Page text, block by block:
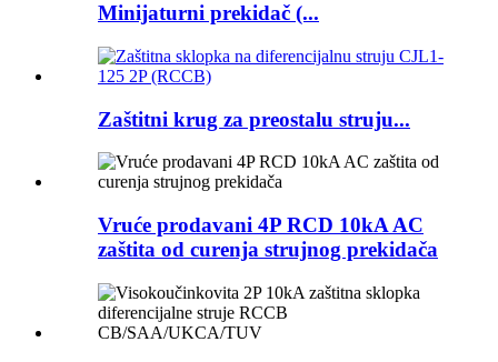
Minijaturni prekidač (...
Zaštitni krug za preostalu struju...
Vruće prodavani 4P RCD 10kA AC
zaštita od curenja strujnog prekidača